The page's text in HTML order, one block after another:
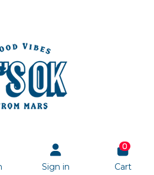
Sign in
0
Cart